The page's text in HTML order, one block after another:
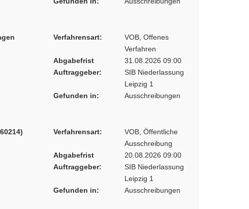
Verfahrensart:
VOB, Offenes
Verfahren
Abgabefrist
31.08.2026 09:00
Auftraggeber:
SIB Niederlassung
Leipzig 1
Gefunden in:
Ausschreibungen
Verfahrensart:
VOB, Öffentliche
Ausschreibung
Abgabefrist
20.08.2026 09:00
Auftraggeber:
SIB Niederlassung
Leipzig 1
Gefunden in:
Ausschreibungen